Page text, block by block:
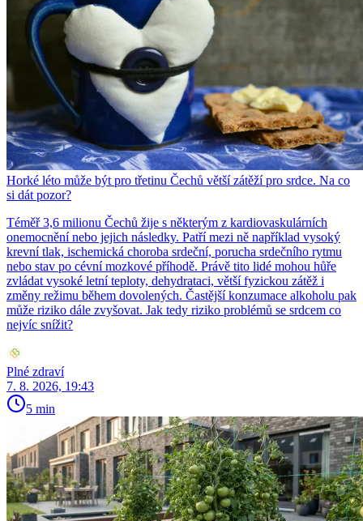
Horké léto může být pro třetinu Čechů větší zátěží pro srdce. Na co
si dát pozor?
Téměř 3,6 milionu Čechů žije s některým z kardiovaskulárních
onemocnění nebo jejich následky. Patří mezi ně například vysoký
krevní tlak, ischemická choroba srdeční, porucha srdečního rytmu
nebo stav po cévní mozkové příhodě. Právě tito lidé mohou hůře
zvládat vysoké letní teploty, dehydrataci, větší fyzickou zátěž i
změny režimu během dovolených. Častější konzumace alkoholu pak
může riziko dále zvyšovat. Jak tedy riziko problémů se srdcem co
nejvíc snížit?
Plné zdraví
7. 8. 2026, 19:43
5 min